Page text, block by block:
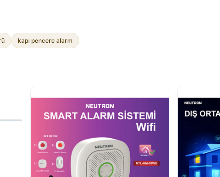
kapı pencere alarm